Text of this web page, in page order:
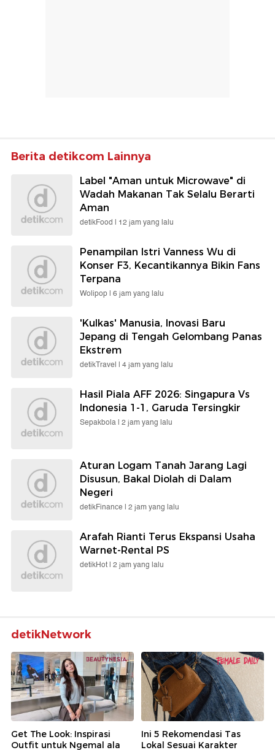
Berita detikcom Lainnya
Label "Aman untuk Microwave" di
Wadah Makanan Tak Selalu Berarti
Aman
detikFood | 12 jam yang lalu
Penampilan Istri Vanness Wu di
Konser F3, Kecantikannya Bikin Fans
Terpana
Wolipop | 6 jam yang lalu
'Kulkas' Manusia, Inovasi Baru
Jepang di Tengah Gelombang Panas
Ekstrem
detikTravel | 4 jam yang lalu
Hasil Piala AFF 2026: Singapura Vs
Indonesia 1-1, Garuda Tersingkir
Sepakbola | 2 jam yang lalu
Aturan Logam Tanah Jarang Lagi
Disusun, Bakal Diolah di Dalam
Negeri
detikFinance | 2 jam yang lalu
Arafah Rianti Terus Ekspansi Usaha
Warnet-Rental PS
detikHot | 2 jam yang lalu
detikNetwork
Get The Look: Inspirasi
Outfit untuk Ngemal ala
Ini 5 Rekomendasi Tas
Lokal Sesuai Karakter